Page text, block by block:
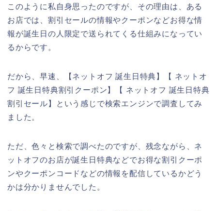
このように私自身思ったのですが、その理由は、ある
お店では、割引セールの情報やクーポンなどお得な情
報が誕生日の人限定で送られてくる仕組みになってい
るからです。
だから、早速、【ネットオフ 誕生日特典】【 ネットオ
フ 誕生日特典割引クーポン】【 ネットオフ 誕生日特典
割引セール】という感じで検索エンジンで調査してみ
ました。
ただ、色々と検索で調べたのですが、残念ながら、ネ
ットオフのお店が誕生日特典などでお得な割引クーポ
ンやクーポンコードなどの情報を配信しているかどう
かは分かりませんでした。